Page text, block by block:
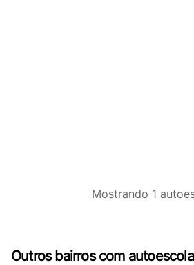
Outros bairros com
Mostrando 1